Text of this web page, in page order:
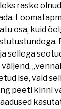
raske
osa, kuid
sellega
ise, vaid
peeti kinni